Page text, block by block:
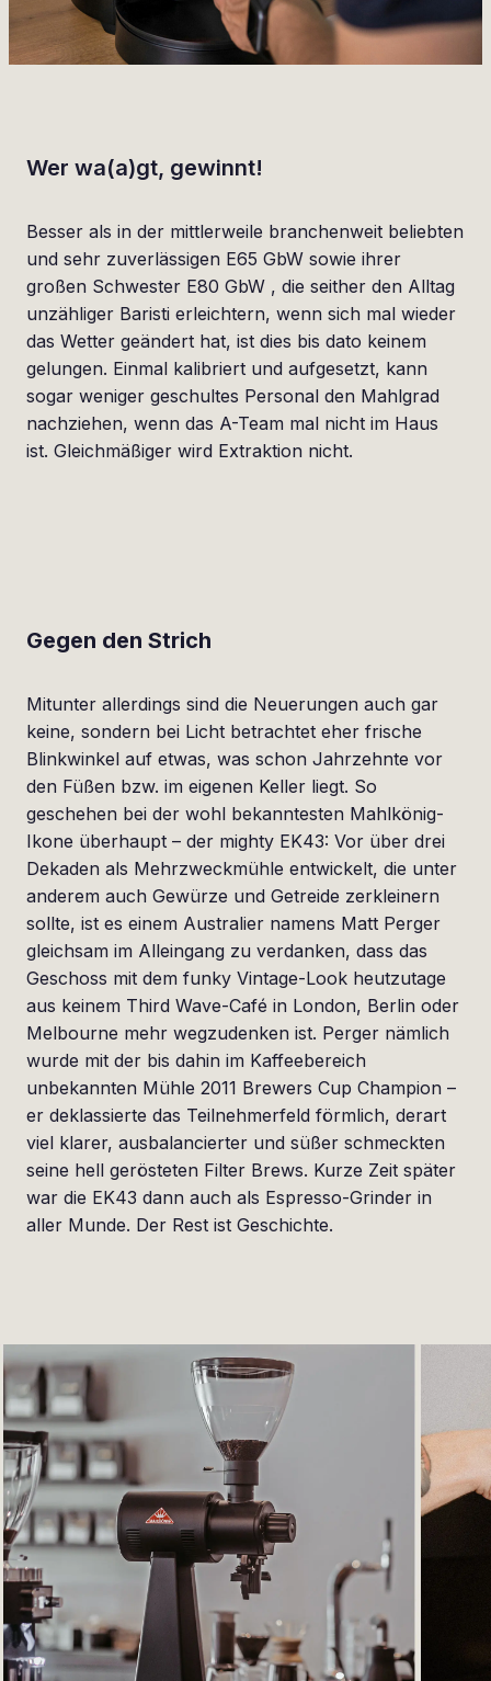
Wer wa(a)gt, gewinnt!
Besser als in der mittlerweile branchenweit beliebten
und sehr zuverlässigen E65 GbW sowie ihrer
großen Schwester E80 GbW , die seither den Alltag
unzähliger Baristi erleichtern, wenn sich mal wieder
das Wetter geändert hat, ist dies bis dato keinem
gelungen. Einmal kalibriert und aufgesetzt, kann
sogar weniger geschultes Personal den Mahlgrad
nachziehen, wenn das A-Team mal nicht im Haus
ist. Gleichmäßiger wird Extraktion nicht.
Gegen den Strich
Mitunter allerdings sind die Neuerungen auch gar
keine, sondern bei Licht betrachtet eher frische
Blinkwinkel auf etwas, was schon Jahrzehnte vor
den Füßen bzw. im eigenen Keller liegt. So
geschehen bei der wohl bekanntesten Mahlkönig-
Ikone überhaupt – der mighty EK43: Vor über drei
Dekaden als Mehrzweckmühle entwickelt, die unter
anderem auch Gewürze und Getreide zerkleinern
sollte, ist es einem Australier namens Matt Perger
gleichsam im Alleingang zu verdanken, dass das
Geschoss mit dem funky Vintage-Look heutzutage
aus keinem Third Wave-Café in London, Berlin oder
Melbourne mehr wegzudenken ist. Perger nämlich
wurde mit der bis dahin im Kaffeebereich
unbekannten Mühle 2011 Brewers Cup Champion –
er deklassierte das Teilnehmerfeld förmlich, derart
viel klarer, ausbalancierter und süßer schmeckten
seine hell gerösteten Filter Brews. Kurze Zeit später
war die EK43 dann auch als Espresso-Grinder in
aller Munde. Der Rest ist Geschichte.